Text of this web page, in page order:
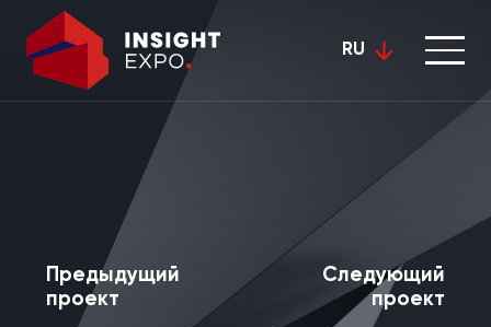
RU
Предыдущий
проект
Следующий
проект